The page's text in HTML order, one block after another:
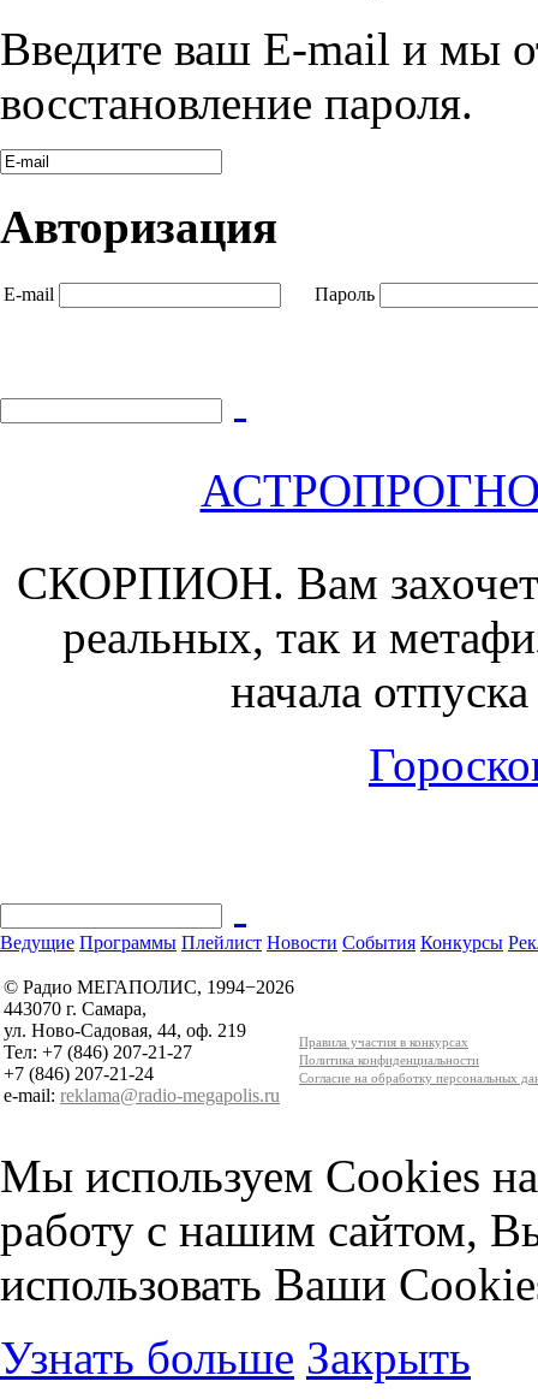
Введите ваш E-mail и мы
восстановление пароля.
Авторизация
E-mail Пароль
СКОРПИОН. Вам
реальных, так и
начала
Ведущие Программы Плейлист Новости События Конкурсы
© Радио МЕГАПОЛИС, 1994−2026
443070 г. Самара,
ул. Ново-Садовая, 44, оф. 219
Тел: +7 (846) 207-21-27
+7 (846) 207-21-24
e-mail: reklama@radio-megapolis.ru
Правила участия в конкурсах
Политика конфиденциальности
Согласие на обработку персональных
Мы используем Cookies
работу с нашим сайтом,
использовать Ваши
Узнать больше Закрыть